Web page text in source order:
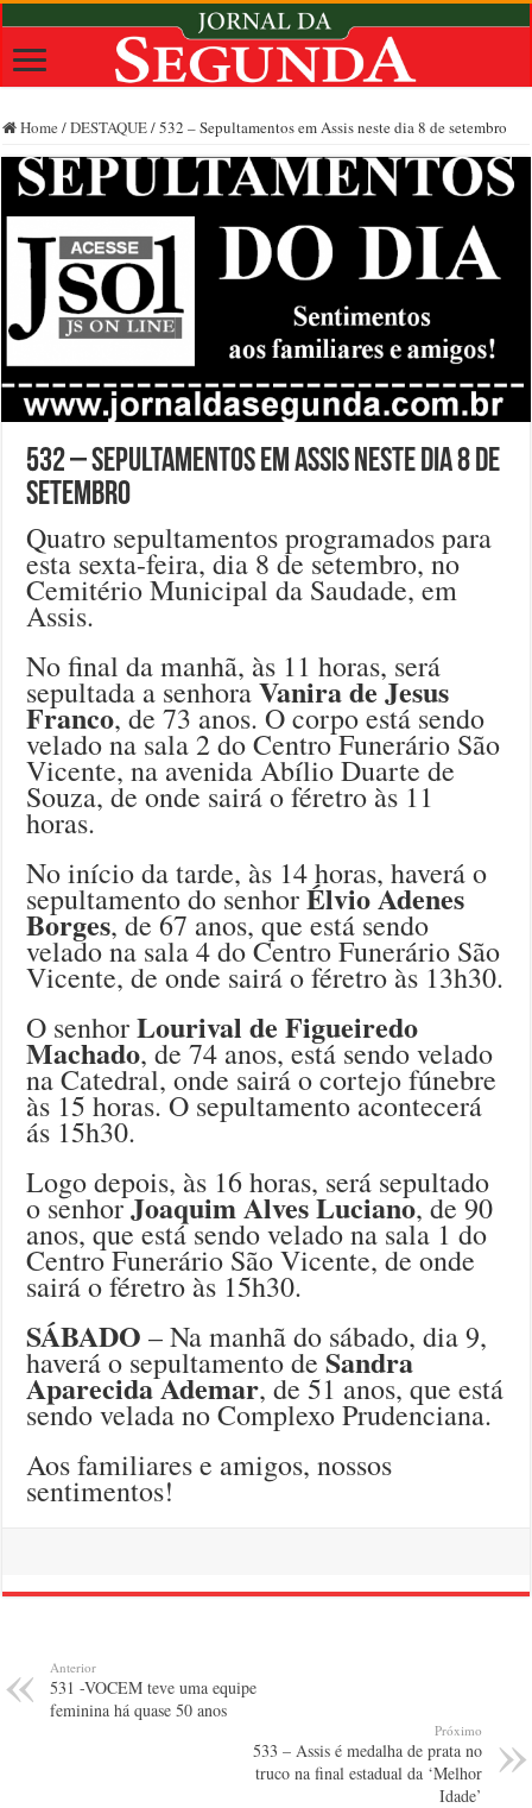
Home /DESTAQUE/532 – Sepultamentos em Assis neste dia 8 de setembro
532 – Sepultamentos em Assis neste dia 8 de
setembro
Quatro sepultamentos programados para
esta sexta-feira, dia 8 de setembro, no
Cemitério Municipal da Saudade, em
Assis.
No final da manhã, às 11 horas, será
sepultada a senhoraVanira de Jesus
Franco, de 73 anos. O corpo está sendo
velado na sala 2 do Centro Funerário São
Vicente, na avenida Abílio Duarte de
Souza, de onde sairá o féretro às 11
horas.
No início da tarde, às 14 horas, haverá o
sepultamento do senhorÉlvio Adenes
Borges, de 67 anos, que está sendo
velado na sala 4 do Centro Funerário São
Vicente, de onde sairá o féretro às 13h30.
O senhorLourival de Figueiredo
Machado, de 74 anos, está sendo velado
na Catedral, onde sairá o cortejo fúnebre
às 15 horas. O sepultamento acontecerá
ás 15h30.
Logo depois, às 16 horas, será sepultado
o senhorJoaquim Alves Luciano, de 90
anos, que está sendo velado na sala 1 do
Centro Funerário São Vicente, de onde
sairá o féretro às 15h30.
SÁBADO – Na manhã do sábado, dia 9,
haverá o sepultamento deSandra
Aparecida Ademar, de 51 anos, que está
sendo velada no Complexo Prudenciana.
Aos familiares e amigos, nossos
sentimentos!
Anterior
531 -VOCEM teve uma equipe
feminina há quase 50 anos
Próximo
533 – Assis é medalha de prata no
truco na final estadual da ‘Melhor
Idade’